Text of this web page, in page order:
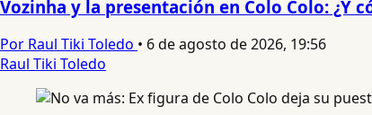
Vozinha y la presentación en Colo Colo:
Por Raul Tiki Toledo • 6 de agosto de 2026, 19:56
Raul Tiki Toledo